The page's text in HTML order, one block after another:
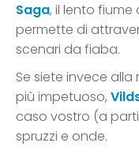
Saga, il lento
permette di
scenari da fiaba.
Se siete invece
più impetuoso,
caso vostro (a
spruzzi e onde.